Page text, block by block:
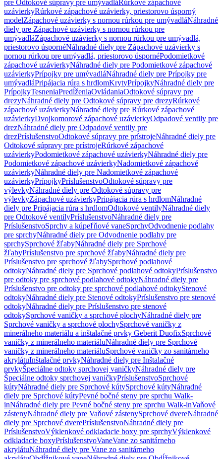
pre Odtokové súpravy pre umývadláRúrkové zápachové
uzávierkyRúrkové zápachové uzávierky, priestorovo úsporný
modelZápachové uzávierky s nornou rúrkou pre umývadláNáhradné
diely pre Zápachové uzávierky s nornou rúrkou pre
umývadláZápachové uzávierky s nornou rúrkou pre umývadlá,
priestorovo úspornéNáhradné diely pre Zápachové uzávierky s
nornou rúrkou pre umývadlá, priestorovo úspornéPodomietkové
zápachové uzávierkyNáhradné diely pre Podomietkové zápachové
uzávierkyPrípojky pre umývadláNáhradné diely pre Prípojky pre
umývadláPripájacia rúra s hrdlomKrytyPrípojkyNáhradné diely pre
PrípojkyTesneniaPredĺženiaOvládaniaOdtokové súpravy pre
drezyNáhradné diely pre Odtokové súpravy pre drezyRúrkové
zápachové uzávierkyNáhradné diely pre Rúrkové zápachové
uzávierkyDvojkomorové zápachové uzávierkyOdpadové ventily pre
drezNáhradné diely pre Odpadové ventily pre
drezPríslušenstvoOdtokové súpravy pre prístrojeNáhradné diely pre
Odtokové súpravy pre prístrojeRúrkové zápachové
uzávierkyPodomietkové zápachové uzávierkyNáhradné diely pre
Podomietkové zápachové uzávierkyNadomietkové zápachové
uzávierkyNáhradné diely pre Nadomietkové zápachové
uzávierkyPrípojkyPríslušenstvoOdtokové súpravy pre
výlevkyNáhradné diely pre Odtokové súpravy pre
výlevkyZápachové uzávierkyPripájacia rúra s hrdlomNáhradné
diely pre Pripájacia rúra s hrdlomOdtokové ventilyNáhradné diely
pre Odtokové ventilyPríslušenstvoNáhradné diely pre
PríslušenstvoSprchy a kúpeľňové vaneSprchyOdvodnenie podlahy
pre sprchyNáhradné diely pre Odvodnenie podlahy pre
sprchySprchové žľabyNáhradné diely pre Sprchové
žľabyPríslušenstvo pre sprchové žľabyNáhradné diely pre
Príslušenstvo pre sprchové žľabySprchové podlahové
odtokyNáhradné diely pre Sprchové podlahové odtokyPríslušenstvo
pre odtoky pre sprchové podlahové odtokyNáhradné diely pre
Príslušenstvo pre odtoky pre sprchové podlahové odtokyStenové
odtokyNáhradné diely pre Stenové odtokyPríslušenstvo pre stenové
odtokyNáhradné diely pre Príslušenstvo pre stenové
odtokySprchové vaničky a sprchové plochyNáhradné diely pre
Sprchové vaničky a sprchové plochySprchové vaničky z
minerálneho materiálu a inštalačné prvky Geberit DuofixSprchové
vaničky z minerálneho materiáluNáhradné diely pre Sprchové
vaničky z minerálneho materiáluSprchové vaničky zo sanitárneho
akrylátuInštalačné prvkyNáhradné diely pre Inštalačné
prvkyŠpeciálne odtoky sprchovej vaničkyNáhradné diely pre
Špeciálne odtoky sprchovej vaničkyPríslušenstvoSprchové
kútyNáhradné diely pre Sprchové kútySprchové kútyNáhradné
diely pre Sprchové kútyPevné bočné steny pre sprchu Walk-
inNáhradné diely pre Pevné bočné steny pre sprchu Walk-inVaňové
zástenyNáhradné diely pre Vaňové zástenySprchové dvereNáhradné
diely pre Sprchové dverePríslušenstvoNáhradné diely pre
PríslušenstvoVýklenkové odkladacie boxy pre sprchyVýklenkové
odkladacie boxyPríslušenstvoVaneVane zo sanitárneho
akrylátuNáhradné diely pre Vane zo sanitárneho